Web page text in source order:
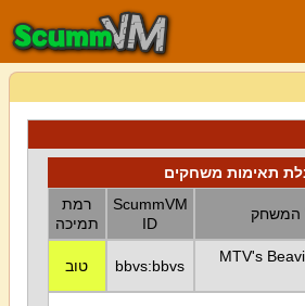
תאימות משחקים
המשחק
ScummVM
ID
רמת
תמיכה
MTV's
bbvs:bbvs טוב